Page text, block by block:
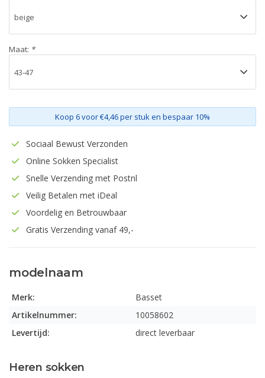
Maat: *
Koop 6 voor €4,46 per stuk en bespaar 10%
Sociaal Bewust Verzonden
Online Sokken Specialist
Snelle Verzending met Postnl
Veilig Betalen met iDeal
Voordelig en Betrouwbaar
Gratis Verzending vanaf 49,-
modelnaam
Merk:
Basset
Artikelnummer:
10058602
Levertijd:
direct leverbaar
Heren sokken